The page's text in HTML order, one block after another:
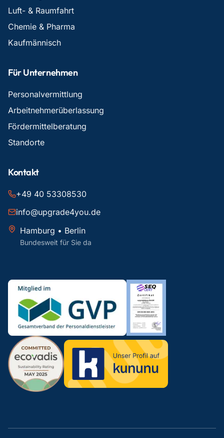
Luft- & Raumfahrt
Chemie & Pharma
Kaufmännisch
Für Unternehmen
Personalvermittlung
Arbeitnehmerüberlassung
Fördermittelberatung
Standorte
Kontakt
+49 40 53308530
info@upgrade4you.de
Hamburg • Berlin
Bundesweit für Sie da